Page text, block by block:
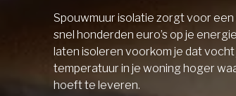
Spouwmuur isolatie zorgt voor
snel honderden euro’s op je
laten isoleren voorkom je dat
temperatuur in je woning hoger
hoeft te leveren.